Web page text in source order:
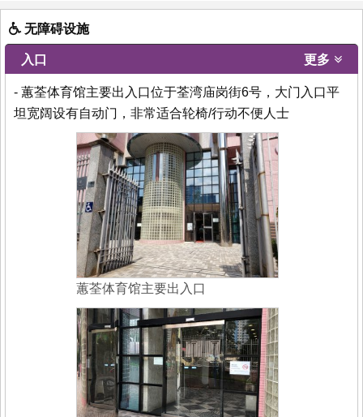
无障碍设施
入口 更多
- 蕙荃体育馆主要出入口位于荃湾庙岗街6号，大门入口平
坦宽阔设有自动门，非常适合轮椅/行动不便人士
蕙荃体育馆主要出入口